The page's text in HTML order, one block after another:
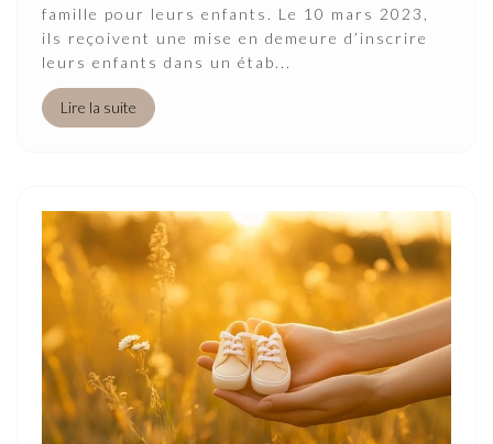
famille pour leurs enfants. Le 10 mars 2023,
ils reçoivent une mise en demeure d’inscrire
leurs enfants dans un étab...
Lire la suite